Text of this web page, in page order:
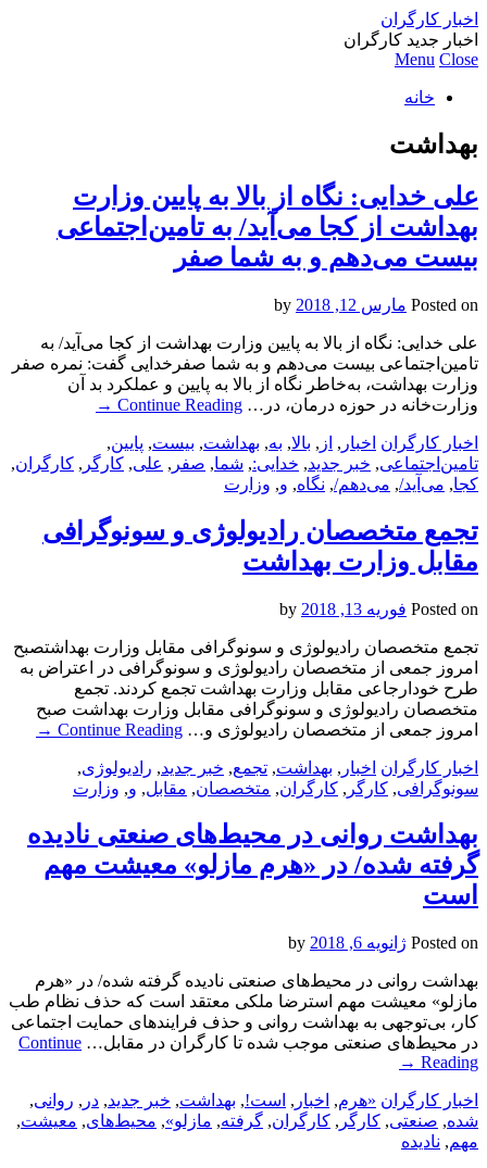
اخبار کارگران
اخبار جدید کارگران
Menu Close
خانه
بهداشت
علی خدایی: نگاه از بالا به پایین وزارت
بهداشت از کجا می‌آید/ به تامین‌اجتماعی
بیست می‌دهم و به شما صفر
Posted on مارس 12, 2018
علی خدایی: نگاه از بالا به پایین وزارت بهداشت از کجا می‌آید/ به
تامین‌اجتماعی بیست می‌دهم و به شما صفرخدایی گفت: نمره صفر
وزارت بهداشت، به‌خاطر نگاه از بالا به پایین و عملکرد بد آن
وزارت‌خانه در حوزه درمان، در… Continue Reading
→
اخبار کارگران اخبار , از , بالا, به, بهداشت, بیست, پایین,
تامین‌اجتماعی, خبر جدید, خدایی:, شما, صفر , علی, کارگر , کارگران,
کجا, می‌آید/, می‌دهم/, نگاه, و, وزارت
تجمع متخصصان رادیولوژی و سونوگرافی
مقابل وزارت بهداشت
Posted on فوریه 13, 2018
تجمع متخصصان رادیولوژی و سونوگرافی مقابل وزارت بهداشتصبح
امروز جمعی از متخصصان رادیولوژی و سونوگرافی در اعتراض به
طرح خودارجاعی مقابل وزارت بهداشت تجمع کردند. تجمع
متخصصان رادیولوژی و سونوگرافی مقابل وزارت بهداشت صبح
امروز جمعی از متخصصان رادیولوژی و… Continue Reading
→
اخبار کارگران اخبار , بهداشت, تجمع, خبر جدید, رادیولوژی,
سونوگرافی, کارگر , کارگران, متخصصان, مقابل, و, وزارت
بهداشت روانی در محیط‌های صنعتی نادیده
گرفته شده/ در «هرم مازلو» معیشت مهم
است
Posted on ژانویه 6, 2018
بهداشت روانی در محیط‌های صنعتی نادیده گرفته شده/ در «هرم
مازلو» معیشت مهم استرضا ملکی معتقد است که حذف نظام طب
کار، بی‌توجهی به بهداشت روانی و حذف فرایندهای حمایت اجتماعی
در محیط‌های صنعتی موجب شده تا کارگران در مقابل… Continue
Reading
→
اخبار کارگران «هرم, اخبار , است!, بهداشت, خبر جدید, در , روانی,
شده, صنعتی, کارگر , کارگران, گرفته, مازلو», محیط‌های, معیشت,
مهم, نادیده